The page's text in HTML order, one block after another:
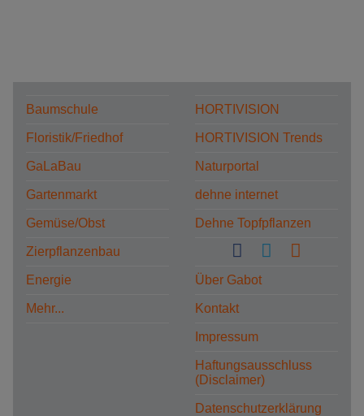
Baumschule
Floristik/Friedhof
GaLaBau
Gartenmarkt
Gemüse/Obst
Zierpflanzenbau
Energie
Mehr...
HORTIVISION
HORTIVISION Trends
Naturportal
dehne internet
Dehne Topfpflanzen
Über Gabot
Kontakt
Impressum
Haftungsausschluss
(Disclaimer)
Datenschutzerklärung